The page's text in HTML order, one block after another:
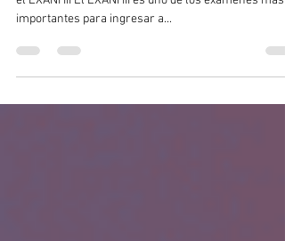
Errores Comunes que Debes Evitar al Prepararte
importantes para ingresar a...